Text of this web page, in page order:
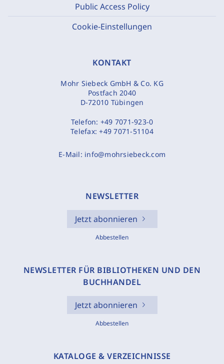
Public Access Policy
Cookie-Einstellungen
KONTAKT
Mohr Siebeck GmbH & Co. KG
Postfach 2040
D-72010 Tübingen
Telefon: +49 7071-923-0
Telefax:+49 7071-51104
E-Mail: info@mohrsiebeck.com
NEWSLETTER
Jetzt abonnieren
Abbestellen
NEWSLETTER FÜR BIBLIOTHEKEN UND DEN
BUCHHANDEL
Jetzt abonnieren
Abbestellen
KATALOGE & VERZEICHNISSE